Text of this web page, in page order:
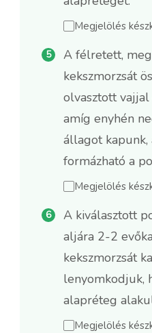
Megjelölés
A félretett,
kekszmorzsát
olvasztott vajjal
amíg enyhén
állagot
formázható a
Megjelölés
A kiválasztott
aljára 2-2
kekszmorzsát
lenyomkodjuk,
alapréteg
Megjelölés